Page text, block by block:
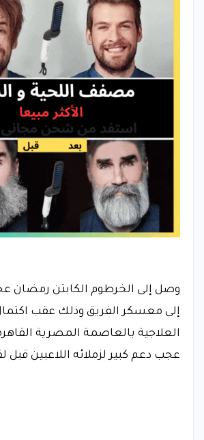
وصل إلى الخرطوم الكابتن رمضان
إلى معسكر الفريق وذلك عقب
العلاجية بالعاصمة المصرية
عجب دعم كبير لزملائه اللاعبين قبل